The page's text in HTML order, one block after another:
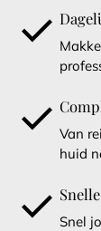
Van
huid
Snel